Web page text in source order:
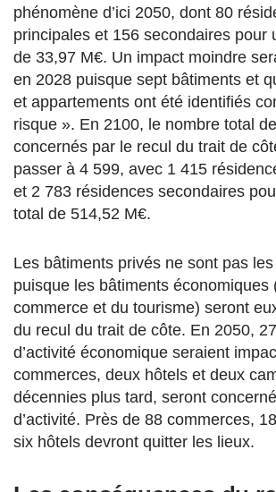
phénomène d’ici 2050, dont 80
principales et 156 secondaires pour
de 33,97 M€. Un impact moindre
en 2028 puisque sept bâtiments et
et appartements ont été identifiés
risque ». En 2100, le nombre total
concernés par le recul du trait de
passer à 4 599, avec 1 415
et 2 783 résidences secondaires
total de 514,52 M€.
Les bâtiments privés ne sont pas
puisque les bâtiments économiques
commerce et du tourisme) seront
du recul du trait de côte. En 2050,
d’activité économique seraient
commerces, deux hôtels et deux
décennies plus tard, seront
d’activité. Près de 88 commerces,
six hôtels devront quitter les lieux.